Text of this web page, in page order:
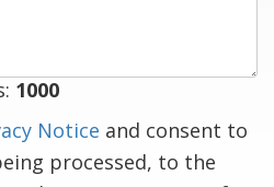
1000
Notice and consent to
processed, to the